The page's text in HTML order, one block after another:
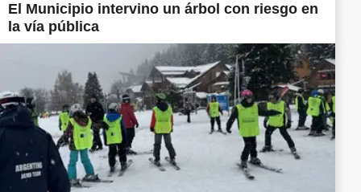
El Municipio intervino un árbol con riesgo en
la vía pública